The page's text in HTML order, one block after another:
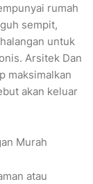
rumah
sempit,
untuk
Arsitek Dan
maksimalkan
akan keluar
Murah
atau